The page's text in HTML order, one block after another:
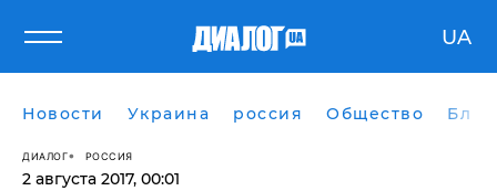
UA
Новости Украина россия Общество
ДИАЛОГ РОССИЯ
2 августа 2017, 00:01